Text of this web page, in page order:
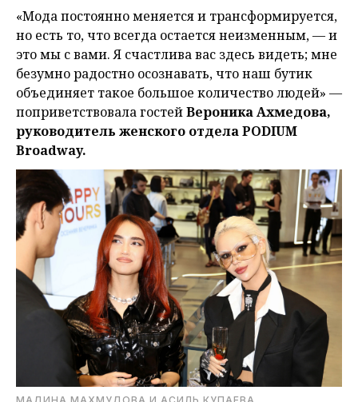
«Мода постоянно меняется и трансформируется,
но есть то, что всегда остается неизменным, — и
это мы с вами. Я счастлива вас здесь видеть; мне
безумно радостно осознавать, что наш бутик
объединяет такое большое количество людей» —
поприветствовала гостейВероника Ахмедова,
руководитель женского отдела PODIUM
Broadway.